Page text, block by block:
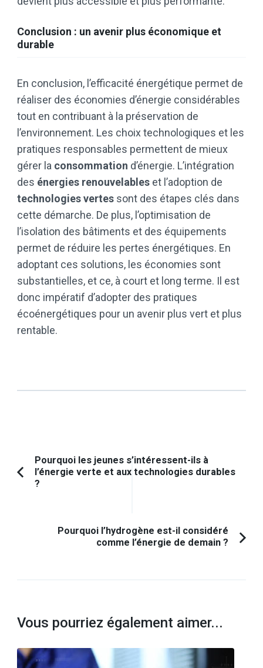
Conclusion : un avenir plus économique et
durable
En conclusion, l’efficacité énergétique permet de
réaliser des économies d’énergie considérables
tout en contribuant à la préservation de
l’environnement. Les choix technologiques et les
pratiques responsables permettent de mieux
gérer la consommation d’énergie. L’intégration
des énergies renouvelables et l’adoption de
technologies vertes sont des étapes clés dans
cette démarche. De plus, l’optimisation de
l’isolation des bâtiments et des équipements
permet de réduire les pertes énergétiques. En
adoptant ces solutions, les économies sont
substantielles, et ce, à court et long terme. Il est
donc impératif d’adopter des pratiques
écoénergétiques pour un avenir plus vert et plus
rentable.
Navigation
d'article
Article
Pourquoi les jeunes s’intéressent-ils à
l’énergie verte et aux technologies durables
?
Pourquoi l’hydrogène est-il considéré
comme l’énergie de demain ?
Vous pourriez également aimer...